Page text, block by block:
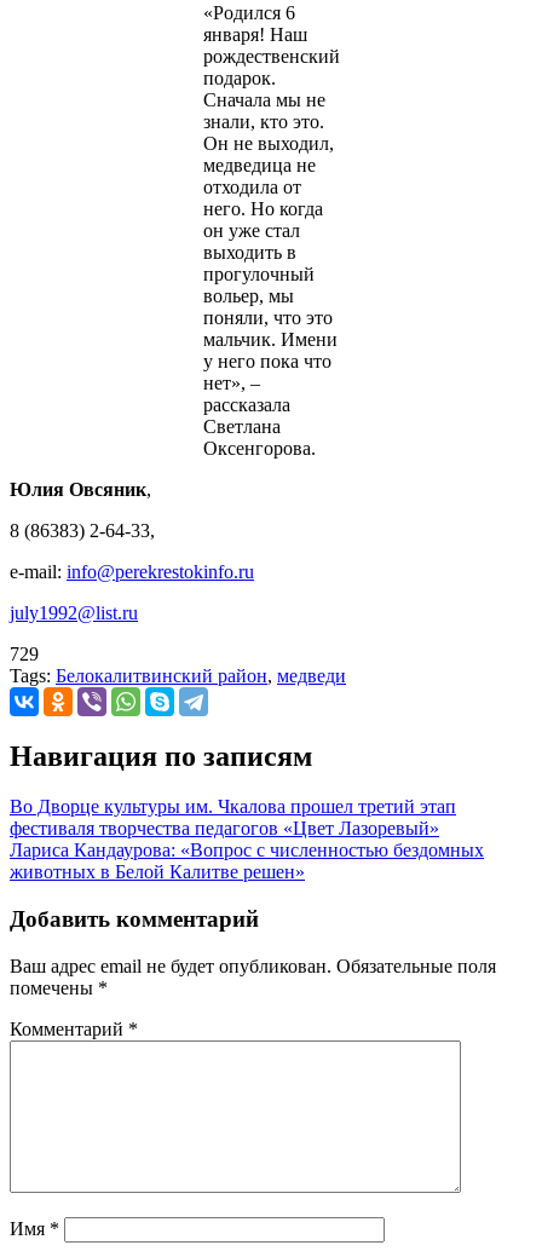
«Родился 6
января! Наш
рождественский
подарок.
Сначала мы не
знали, кто это.
Он не выходил,
медведица не
отходила от
него. Но когда
он уже стал
выходить в
прогулочный
вольер, мы
поняли, что это
мальчик. Имени
у него пока что
нет», –
рассказала
Светлана
Оксенгорова.
Юлия Овсяник,
8 (86383) 2-64-33,
e-mail: info@perekrestokinfo.ru
july1992@list.ru
729
Tags: Белокалитвинский район, медведи
Навигация по записям
Во Дворце культуры им. Чкалова прошел третий этап
фестиваля творчества педагогов «Цвет Лазоревый»
Лариса Кандаурова: «Вопрос с численностью бездомных
животных в Белой Калитве решен»
Добавить комментарий
Ваш адрес email не будет опубликован. Обязательные поля
помечены *
Комментарий *
Имя *